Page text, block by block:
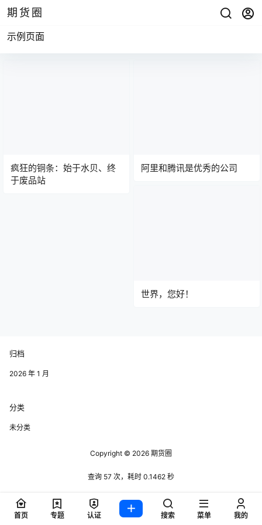
期货圈
示例页面
疯狂的铜条：始于水贝、终
于废品站
阿里和腾讯是优秀的公司
世界，您好！
归档
2026 年 1 月
分类
未分类
Copyright © 2026 期货圈
查询 57 次，耗时 0.1462 秒
首页 专题 认证 搜索 菜单 我的